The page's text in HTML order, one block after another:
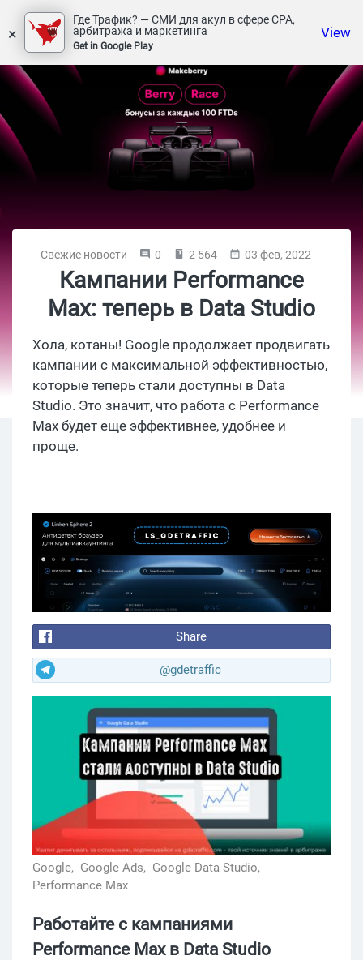
×
Где Трафик? — СМИ для акул в сфере СРА,
арбитража и маркетинга
Get in Google Play
View
Свежие новости 0 2 564 03 фев, 2022
Кампании Performance
Max: теперь в Data Studio
Хола, котаны! Google продолжает продвигать
кампании с максимальной эффективностью,
которые теперь стали доступны в Data
Studio. Это значит, что работа с Performance
Max будет еще эффективнее, удобнее и
проще.
Share
@gdetraffic
Google, Google Ads, Google Data Studio,
Performance Max
Работайте с кампаниями
Performance Max в Data Studio